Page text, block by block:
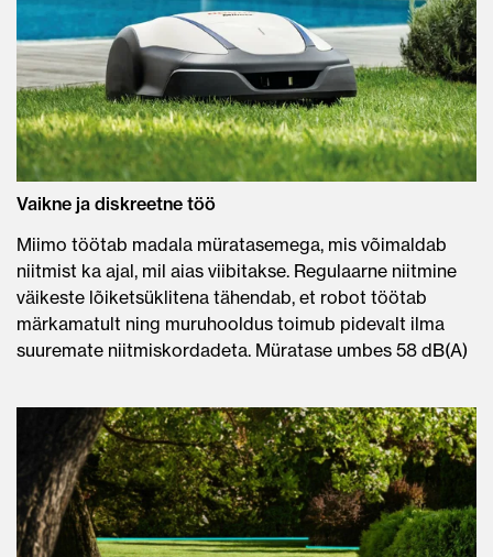
Vaikne ja diskreetne töö
Miimo töötab madala müratasemega, mis võimaldab
niitmist ka ajal, mil aias viibitakse. Regulaarne niitmine
väikeste lõiketsüklitena tähendab, et robot töötab
märkamatult ning muruhooldus toimub pidevalt ilma
suuremate niitmiskordadeta. Müratase umbes 58 dB(A)